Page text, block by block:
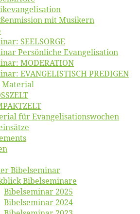
mit Musikern
SEELSORGE
Per­sön­li­che Evangelisation
MODERATION
EVANGELISTISCH PREDIGEN
Material
für Evangelisationswochen
Bibelseminar
Bibelseminare
Bi­bel­se­mi­nar 2025
Bi­bel­se­mi­nar 2024